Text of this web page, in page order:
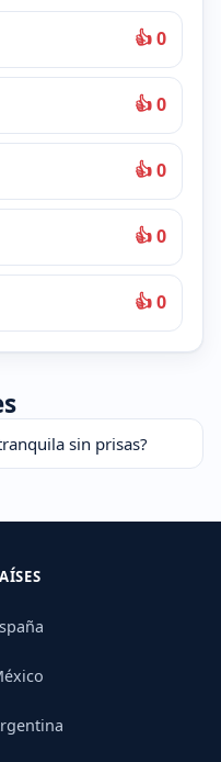
👍 0
👍 0
👍 0
👍 0
👍 0
sin prisas?